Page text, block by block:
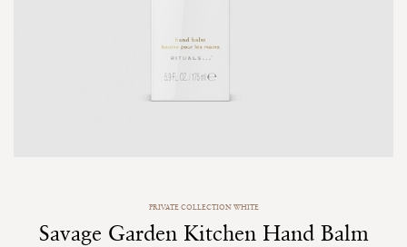
PRIVATE COLLECTION WHITE
Savage Garden Kitchen Hand Balm